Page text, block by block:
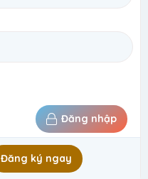
Đăng nhập
Đăng ký ngay